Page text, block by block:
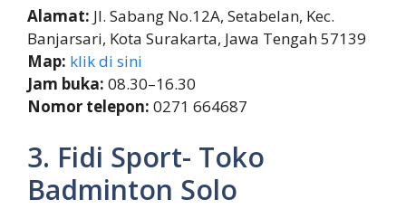
Alamat: Jl. Sabang No.12A, Setabelan, Kec.
Banjarsari, Kota Surakarta, Jawa Tengah 57139
Map: klik di sini
Jam buka: 08.30–16.30
Nomor telepon: 0271 664687
3. Fidi Sport- Toko
Badminton Solo